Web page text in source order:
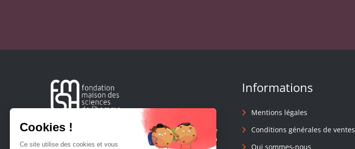
Créée en 1963, la Fondation Maison Sciences de l'Homme
soutient la recherche et la diffusion des connaissances en
Informations
Mentions légales
Conditions générales de ventes
Qui sommes-nous